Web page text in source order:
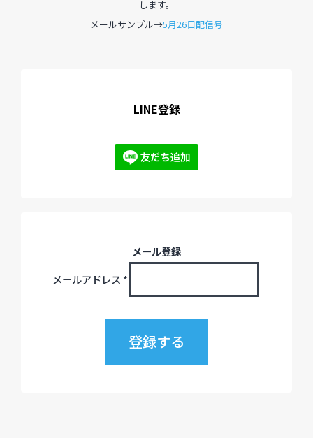
します。
メールサンプル→5月26日配信号
LINE登録
メール登録
メールアドレス *